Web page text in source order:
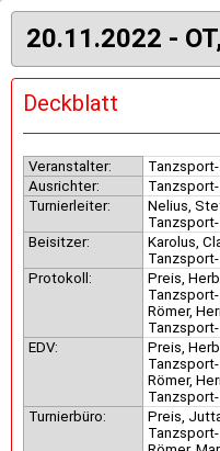
20.11.2022 -
Deckblatt
Veranstalter:
Ausrichter:
Turnierleiter:
Nelius,
Beisitzer:
Karolus,
Protokoll:
Preis,
Römer,
EDV:
Preis,
Römer,
Turnierbüro:
Preis,